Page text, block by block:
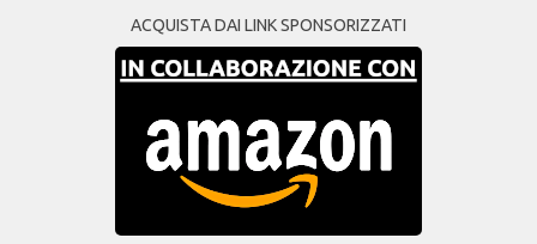
ACQUISTA DAI LINK SPONSORIZZATI